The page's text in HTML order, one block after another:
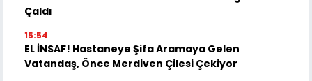
Çaldı
15:54
EL İNSAF! Hastaneye Şifa Aramaya Gelen
Vatandaş, Önce Merdiven Çilesi Çekiyor